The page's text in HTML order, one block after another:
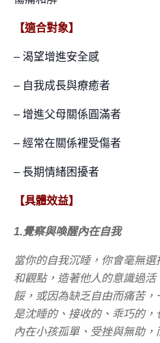
【適合對象】
– 渴望增進安全感
– 自我成長與療癒者
– 增進父母關係圓滿者
– 經常在關係裡受傷者
– 長期情緒困擾者
【具體效益】
1.覺察與喚醒內在自我
當你的自我沉睡，你會毫無
和觀點，造著他人的意識過
餒，或因為缺乏自由而痛苦
是沈睡的、接收的、乖巧的
內在小孩孤單、受挫與無助